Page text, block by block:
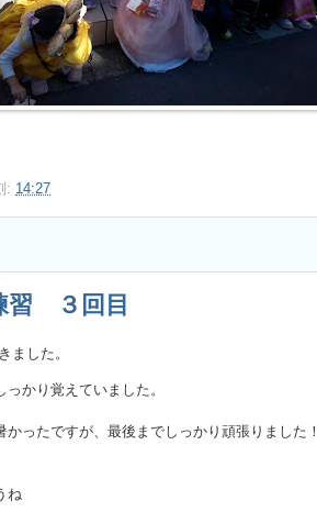
: 14:27
習 ３回目
ました。
かり覚えていました。
ったですが、 最後までしっかり頑張りました！
ね